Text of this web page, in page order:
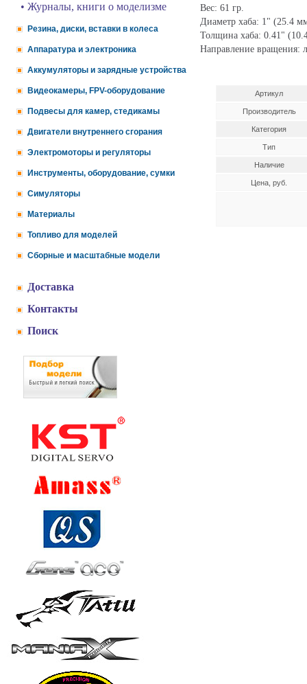
• Журналы, книги о моделизме
Резина, диски, вставки в колеса
Аппаратура и электроника
Аккумуляторы и зарядные устройства
Видеокамеры, FPV-оборудование
Подвесы для камер, стедикамы
Двигатели внутреннего сгорания
Электромоторы и регуляторы
Инструменты, оборудование, сумки
Симуляторы
Материалы
Топливо для моделей
Сборные и масштабные модели
Доставка
Контакты
Поиск
Вес: 61 гр.
Диаметр хаба: 1" (25.4
Толщина хаба: 0.41"
Направление вращения:
Артикул
Производитель
Категория
Тип
Наличие
Цена, руб.